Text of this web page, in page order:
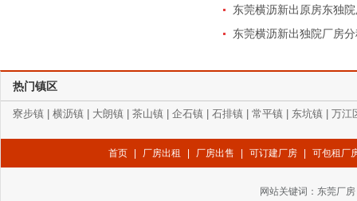
东莞横沥新出原房东独
东莞横沥新出独院厂房
热门镇区
寮步镇 横沥镇 大朗镇 茶山镇 企石镇 石排镇 常平镇 东坑镇 万江
首页 厂房出租 厂房出售 可订建厂房 可包租厂
网站关键词： 东莞厂房